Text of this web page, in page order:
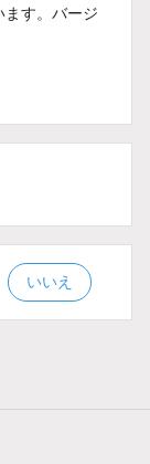
ます。バージ
いいえ